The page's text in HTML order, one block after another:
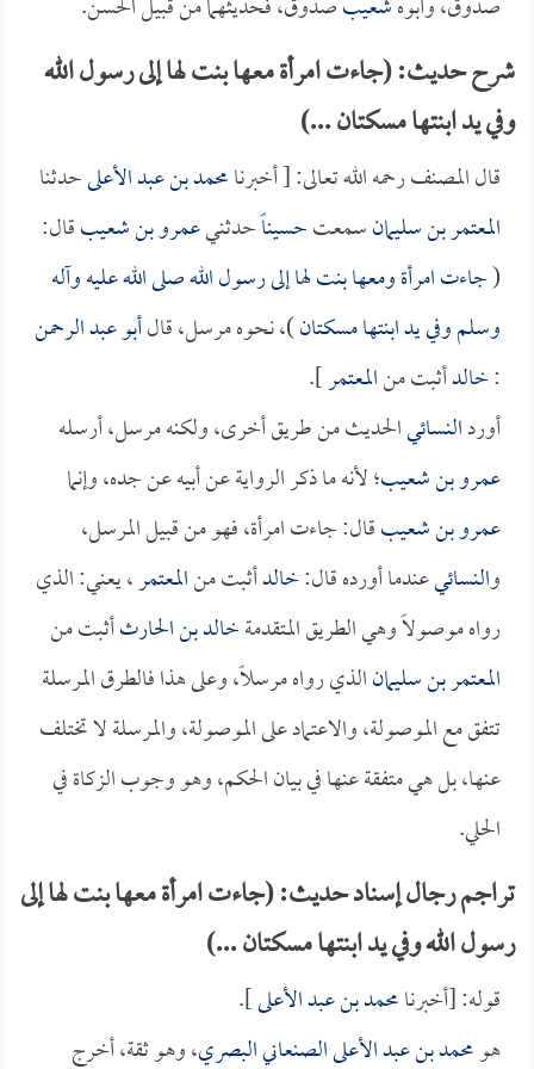
شرح حديث: (جاءت امرأة معها بنت لها إلى رسول الله
وفي يد ابنتها مسكتان ...)
قال المصنف رحمه الله تعالى: [ أخبرنامحمد بن عبد الأعلىحدثنا
المعتمر بن سليمانسمعتحسيناًحدثنيعمرو بن شعيبقال:
(جاءت امرأة ومعها بنت لها إلى رسول الله صلى الله عليه وآله
وسلم وفي يد ابنتها مسكتان)، نحوه مرسل، قالأبو عبد الرحمن
:خالدأثبت منالمعتمر].
أوردالنسائيالحديث من طريق أخرى، ولكنه مرسل، أرسله
عمرو بن شعيب؛ لأنه ما ذكر الرواية عن أبيه عن جده، وإنما
عمرو بن شعيبقال: جاءت امرأة، فهو من قبيل المرسل،
والنسائيعندما أورده قال:خالدأثبت منالمعتمر، يعني: الذي
رواه موصولاً وهي الطريق المتقدمةخالد بن الحارثأثبت من
المعتمر بن سليمانالذي رواه مرسلاً، وعلى هذا فالطرق المرسلة
تتفق مع الموصولة، والاعتماد على الموصولة، والمرسلة لا تختلف
عنها، بل هي متفقة عنها في بيان الحكم، وهو وجوب الزكاة في
الحلي.
تراجم رجال إسناد حديث: (جاءت امرأة معها بنت لها إلى
رسول الله وفي يد ابنتها مسكتان ...)
قوله: [أخبرنامحمد بن عبد الأعلى].
هومحمد بن عبد الأعلى الصنعاني البصري، وهو ثقة، أخرج